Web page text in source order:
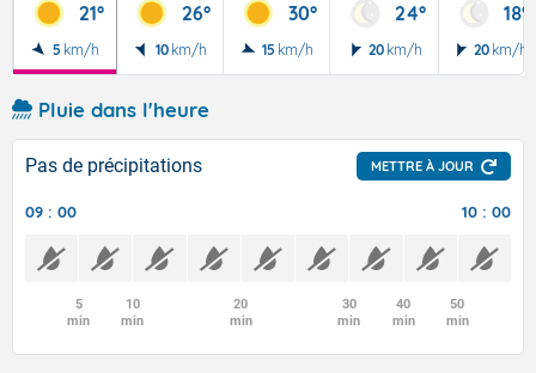
21°
5 km/h
26°
10 km/h
30°
15 km/h
24°
20 km/h
18°
20 km/h
Pluie dans l'heure
Pas de précipitations METTRE À JOUR
09 : 00 10 : 00
5
min
10
min
20
min
30
min
40
min
50
min